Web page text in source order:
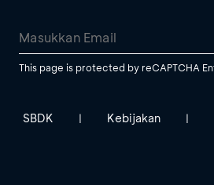
This page is protected by reCAPTCHA
SBDK | Kebijakan |